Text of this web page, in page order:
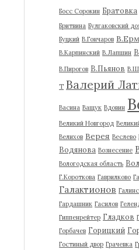
Босс Сорокин Братовка
Бритвина Булгаковский
Буцкий В.Гончаров
В.Карпинский В.Лапшин
В.Пирогов В.Пьянов
Т Валерий
Васина Ващук Вдовин
Великий Новгород
Велихов Верея Веслево
Водянова Вознесение
Вологодская область
Г.Короткова Гаврилково
Галактионов
Гардашник Гасилов
Гиппенрейтер Гладков
Горбачев Горицкий
Гостиный двор Грачевка